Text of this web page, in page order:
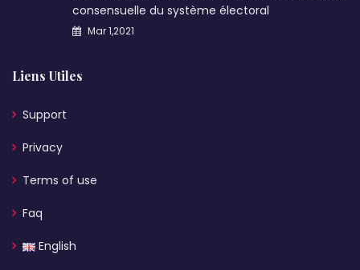
consensuelle du système électoral
Mar 1,2021
Liens Utiles
Support
Privacy
Terms of use
Faq
English